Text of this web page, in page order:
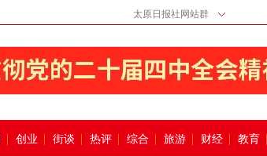
太原日报社网站群
创业 街谈 热评 综合 旅游 财经 教育